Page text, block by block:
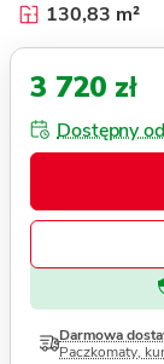
130,83 m²
3 720 zł
Dostępny
Darmowa
Paczkomaty,